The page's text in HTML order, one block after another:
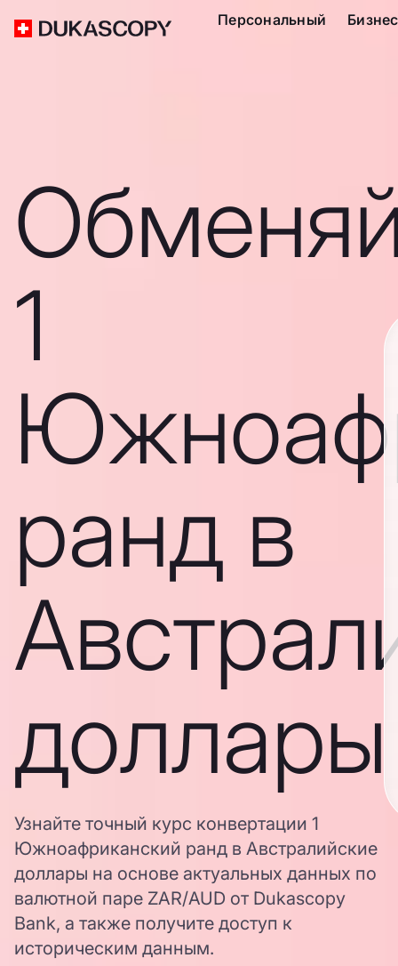
Персональный Бизнес
1
ранд в
доллары
Узнайте точный курс конвертации 1
Южноафриканский ранд в Австралийские
доллары на основе актуальных данных по
валютной паре ZAR/AUD от Dukascopy
Bank, а также получите доступ к
историческим данным.